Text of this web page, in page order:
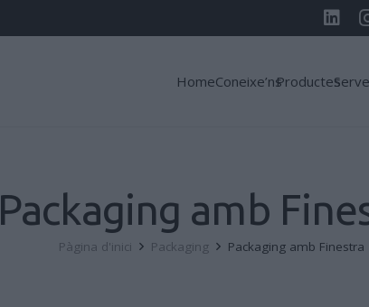
HomeConeixe’nsProductes
Packaging amb
Pàgina d'inici Packaging Packaging amb Finestra